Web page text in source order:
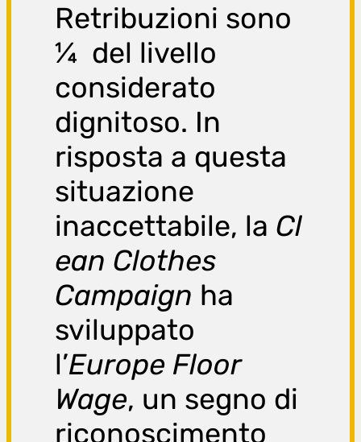
Retribuzioni sono
¼ del livello
considerato
dignitoso. In
risposta a questa
situazione
inaccettabile, la Cl
ean Clothes
Campaign ha
sviluppato
l’Europe Floor
Wage, un segno di
riconoscimento